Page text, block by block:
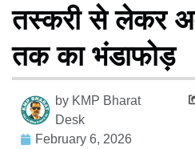
तस्करी से लेकर
तक का भंडाफोड़
by KMP Bharat
Desk
February 6, 2026